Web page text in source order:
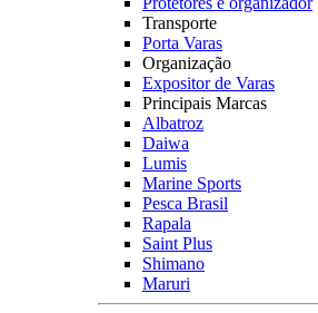
Transporte
Porta Varas
Organização
Expositor de Varas
Principais Marcas
Albatroz
Daiwa
Lumis
Marine Sports
Pesca Brasil
Rapala
Saint Plus
Shimano
Maruri